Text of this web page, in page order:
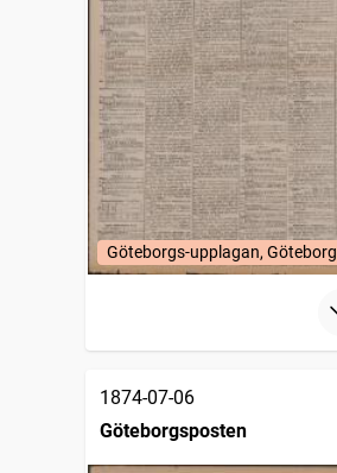
Göteborgs-upplagan, Göteborg
1874-07-06
Göteborgsposten